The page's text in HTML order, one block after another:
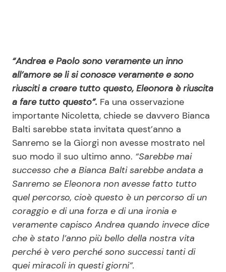
“Andrea e Paolo sono veramente un inno
all’amore se li si conosce veramente e sono
riusciti a creare tutto questo, Eleonora è riuscita
a fare tutto questo”. Fa una osservazione
importante Nicoletta, chiede se davvero Bianca
Balti sarebbe stata invitata quest’anno a
Sanremo se la Giorgi non avesse mostrato nel
suo modo il suo ultimo anno. “Sarebbe mai
successo che a Bianca Balti sarebbe andata a
Sanremo se Eleonora non avesse fatto tutto
quel percorso, cioè questo è un percorso di un
coraggio e di una forza e di una ironia e
veramente capisco Andrea quando invece dice
che è stato l’anno più bello della nostra vita
perché è vero perché sono successi tanti di
quei miracoli in questi giorni”.